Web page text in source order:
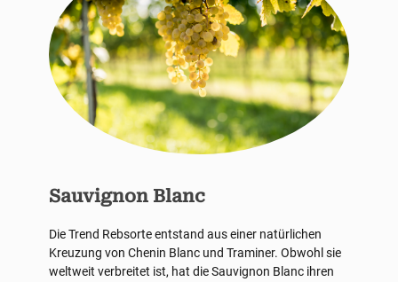
Sauvignon Blanc
Die Trend Rebsorte entstand aus einer natürlichen
Kreuzung von Chenin Blanc und Traminer. Obwohl sie
weltweit verbreitet ist, hat die Sauvignon Blanc ihren